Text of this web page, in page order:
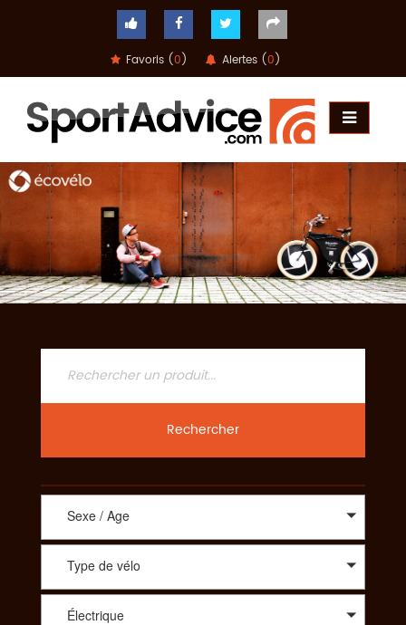
Favoris (0) Alertes (0)
COMPARATEUR
CONSEILS
QUESTIONS
-
RÉPONSES
CONTACT
Rechercher
Sexe / Age
Type de vélo
Électrique